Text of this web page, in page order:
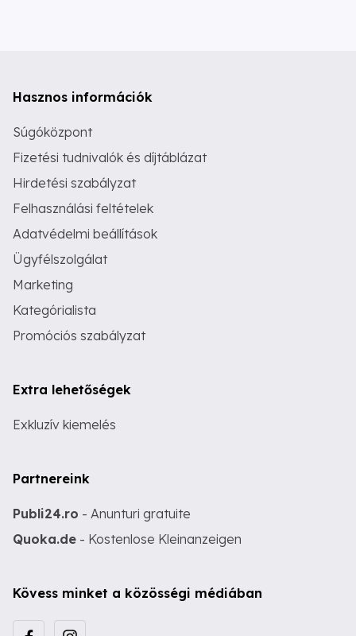
Hasznos információk
Súgóközpont
Fizetési tudnivalók és díjtáblázat
Hirdetési szabályzat
Felhasználási feltételek
Adatvédelmi beállítások
Ügyfélszolgálat
Marketing
Kategórialista
Promóciós szabályzat
Extra lehetőségek
Exkluzív kiemelés
Partnereink
Publi24.ro - Anunturi gratuite
Quoka.de - Kostenlose Kleinanzeigen
Kövess minket a közösségi médiában